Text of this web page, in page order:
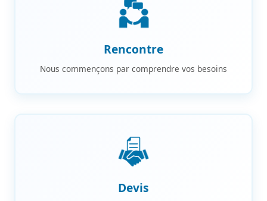
Rencontre
Nous commençons par comprendre vos besoins
Devis